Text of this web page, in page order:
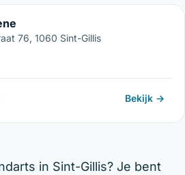
76, 1060 Sint-Gillis
Bekijk →
in Sint-Gillis? Je bent